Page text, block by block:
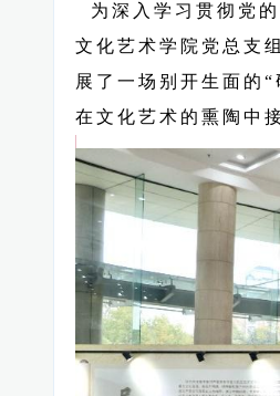
为深入学习贯彻党
文化艺术学院党总支
展了一场别开生面的
在文化艺术的熏陶中